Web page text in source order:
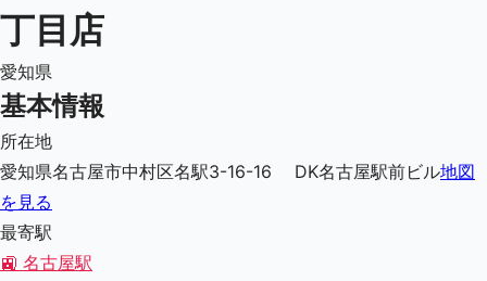
丁目店
愛知県
基本情報
所在地
愛知県名古屋市中村区名駅3-16-16 DK名古屋駅前ビル地図
を見る
最寄駅
🚉 名古屋駅